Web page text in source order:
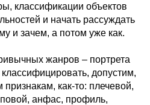
классификации объектов
и начать рассуждать
и зачем, а потом уже как.
жанров – портрета
допустим,
как-то: плечевой,
анфас, профиль,